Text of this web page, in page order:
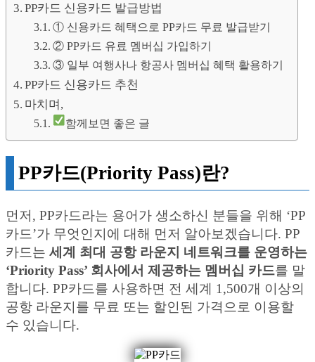
PP카드 신용카드 발급방법
① 신용카드 혜택으로 PP카드 무료 발급받기
② PP카드 유료 멤버십 가입하기
③ 일부 여행사나 항공사 멤버십 혜택 활용하기
PP카드 신용카드 추천
마치며,
함께보면 좋은 글
PP카드(Priority Pass)란?
먼저, PP카드라는 용어가 생소하신 분들을 위해 ‘PP
카드’가 무엇인지에 대해 먼저 알아보겠습니다. PP
카드는 세계 최대 공항 라운지 네트워크를 운영하는
‘Priority Pass’ 회사에서 제공하는 멤버십 카드를 말
합니다. PP카드를 사용하면 전 세계 1,500개 이상의
공항 라운지를 무료 또는 할인된 가격으로 이용할
수 있습니다.